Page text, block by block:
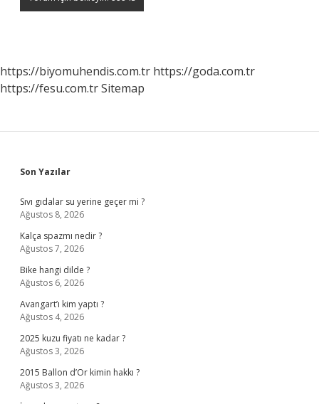
https://biyomuhendis.com.tr https://goda.com.tr
https://fesu.com.trSitemap
Sidebar
Son Yazılar
Sıvı gıdalar su yerine geçer mi ?
Ağustos 8, 2026
Kalça spazmı nedir ?
Ağustos 7, 2026
Bike hangi dilde ?
Ağustos 6, 2026
Avangart’ı kim yaptı ?
Ağustos 4, 2026
2025 kuzu fiyatı ne kadar ?
Ağustos 3, 2026
2015 Ballon d’Or kimin hakkı ?
Ağustos 3, 2026